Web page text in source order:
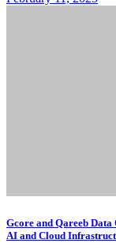
Gcore and Qareeb
AI and Cloud